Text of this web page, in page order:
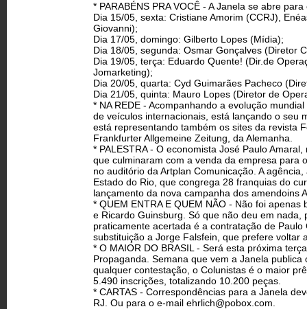
* PARABÉNS PRA VOCÊ - A Janela se abre
Dia 15/05, sexta: Cristiane Amorim (CCRJ),
Giovanni);
Dia 17/05, domingo: Gilberto Lopes (Mídia);
Dia 18/05, segunda: Osmar Gonçalves (Diretor
Dia 19/05, terça: Eduardo Quente! (Dir.de
Jomarketing);
Dia 20/05, quarta: Cyd Guimarães Pacheco
Dia 21/05, quinta: Mauro Lopes (Diretor de
* NA REDE - Acompanhando a evolução
de veículos internacionais, está lançando o seu
está representando também os sites da revista
Frankfurter Allgemeine Zeitung, da Alemanha.
* PALESTRA - O economista José Paulo
que culminaram com a venda da empresa para
no auditório da Artplan Comunicação. A
Estado do Rio, que congrega 28 franquias do
lançamento da nova campanha dos amendoins
* QUEM ENTRA E QUEM NÃO - Não foi
e Ricardo Guinsburg. Só que não deu em
praticamente acertada é a contratação de
substituição a Jorge Falsfein, que prefere voltar
* O MAIOR DO BRASIL - Será esta próxima
Propaganda. Semana que vem a Janela
qualquer contestação, o Colunistas é o maior
5.490 inscrições, totalizando 10.200 peças.
* CARTAS - Correspondências para a Janela
RJ. Ou para o e-mail ehrlich@pobox.com